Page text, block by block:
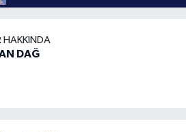
HAKKINDA
DAĞ